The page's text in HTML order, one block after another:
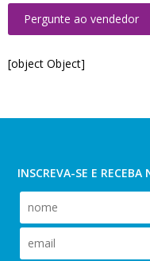
Pergunte ao vendedor
[object Object]
INSCREVA-SE E RECEBA